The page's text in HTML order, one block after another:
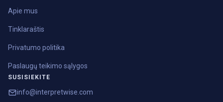
Apie mus
Tinklaraštis
Privatumo politika
Paslaugų teikimo sąlygos
SUSISIEKITE
info@interpretwise.com